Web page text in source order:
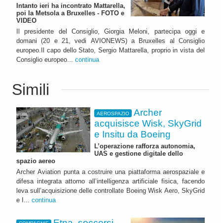
Intanto ieri ha incontrato Mattarella,
poi la Metsola a Bruxelles - FOTO e
VIDEO
Il presidente del Consiglio, Giorgia Meloni, partecipa oggi e
domani (20 e 21, vedi AVIONEWS) a Bruxelles al Consiglio
europeo.Il capo dello Stato, Sergio Mattarella, proprio in vista del
Consiglio europeo... continua
Simili
AEROSPAZIO
Archer
acquisisce Wisk, SkyGrid
e Insitu da Boeing
L’operazione rafforza autonomia,
UAS e gestione digitale dello
spazio aereo
Archer Aviation punta a costruire una piattaforma aerospaziale e
difesa integrata attorno all’intelligenza artificiale fisica, facendo
leva sull’acquisizione delle controllate Boeing Wisk Aero, SkyGrid
e I... continua